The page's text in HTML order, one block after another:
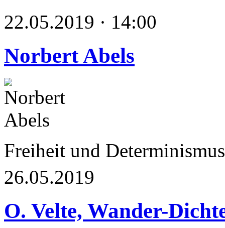
22.05.2019 · 14:00
Norbert Abels
Freiheit und
26.05.2019
O. Velte, Wander-